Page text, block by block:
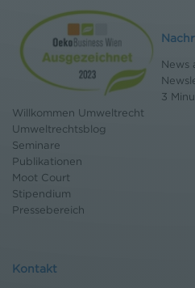
News
3
Willkommen Umweltrecht
Umweltrechtsblog
Seminare
Publikationen
Moot Court
Stipendium
Pressebereich
Kontakt